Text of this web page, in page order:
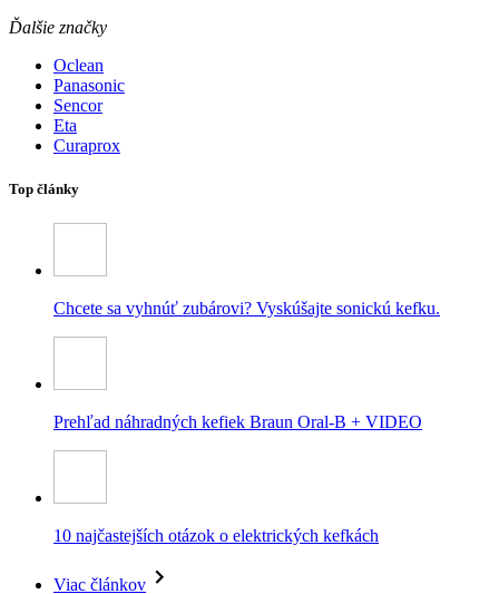
Ďalšie značky
Oclean
Panasonic
Sencor
Eta
Curaprox
Top články
Chcete sa vyhnúť zubárovi? Vyskúšajte sonickú kefku.
Prehľad náhradných kefiek Braun Oral-B + VIDEO
10 najčastejších otázok o elektrických kefkách
Viac článkov